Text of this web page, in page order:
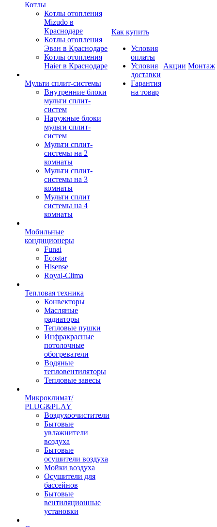
Котлы
Котлы отопления
Mizudo в
Краснодаре
Котлы отопления
Эван в Краснодаре
Котлы отопления
Haier в Краснодаре
Мульти сплит-системы
Внутренние блоки
мульти сплит-
систем
Наружные блоки
мульти сплит-
систем
Мульти сплит-
системы на 2
комнаты
Мульти сплит-
системы на 3
комнаты
Мульти сплит
системы на 4
комнаты
Мобильные
кондиционеры
Funai
Ecostar
Hisense
Royal-Clima
Тепловая техника
Конвекторы
Масляные
радиаторы
Тепловые пушки
Инфракрасные
потолочные
обогреватели
Водяные
тепловентиляторы
Тепловые завесы
Микроклимат/
PLUG&PLAY
Воздухоочистители
Бытовые
увлажнители
воздуха
Бытовые
осушители воздуха
Мойки воздуха
Осушители для
бассейнов
Бытовые
вентиляционные
установки
Как купить
Условия
оплаты
Условия
доставки
Гарантия
на товар
Акции Монтаж